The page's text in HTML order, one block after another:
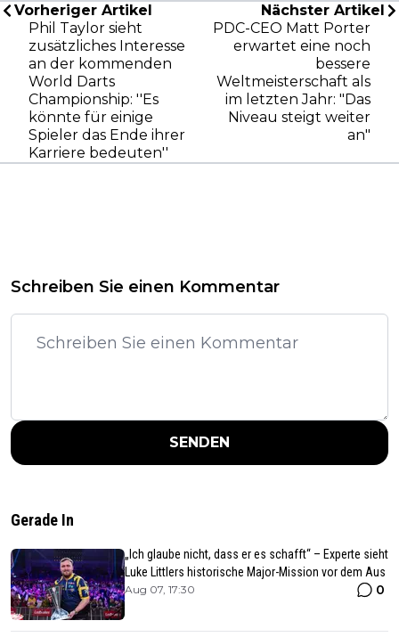
Vorheriger Artikel
Phil Taylor sieht
zusätzliches Interesse
an der kommenden
World Darts
Championship: ''Es
könnte für einige
Spieler das Ende ihrer
Karriere bedeuten''
Nächster Artikel
PDC-CEO Matt Porter
erwartet eine noch
bessere
Weltmeisterschaft als
im letzten Jahr: "Das
Niveau steigt weiter
an"
Schreiben Sie einen Kommentar
SENDEN
Gerade In
„Ich glaube nicht, dass er es schafft“ – Experte sieht
Luke Littlers historische Major-Mission vor dem Aus
Aug 07, 17:30 0